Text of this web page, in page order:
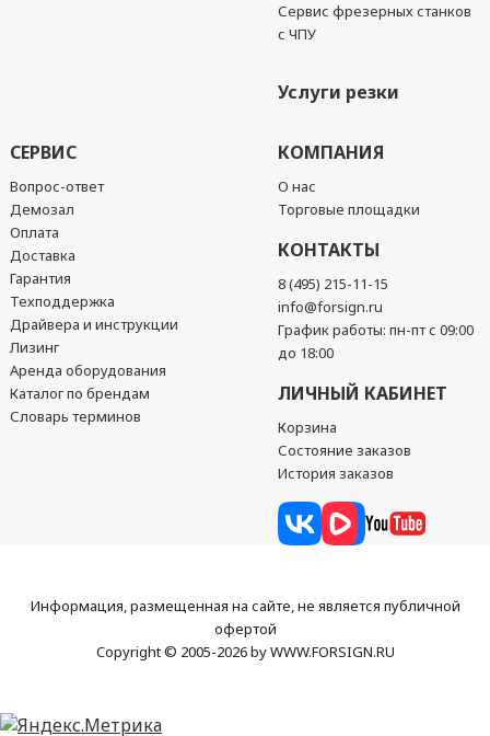
Сервис фрезерных станков
с ЧПУ
Услуги резки
СЕРВИС
Вопрос-ответ
Демозал
Оплата
Доставка
Гарантия
Техподдержка
Драйвера и инструкции
Лизинг
Аренда оборудования
Каталог по брендам
Словарь терминов
КОМПАНИЯ
О нас
Торговые площадки
КОНТАКТЫ
8 (495) 215-11-15
info@forsign.ru
График работы: пн-пт с 09:00
до 18:00
ЛИЧНЫЙ КАБИНЕТ
Корзина
Состояние заказов
История заказов
Информация, размещенная на сайте, не является публичной
офертой
Copyright © 2005-2026 by WWW.FORSIGN.RU